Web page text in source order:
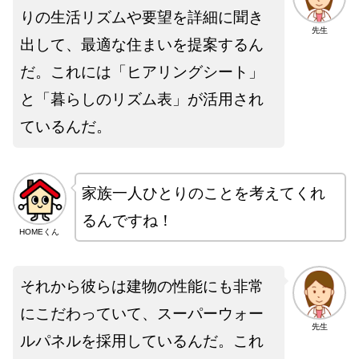
先生
りの生活リズムや要望を詳細に聞き
出して、最適な住まいを提案するん
だ。これには「ヒアリングシート」
と「暮らしのリズム表」が活用され
ているんだ。
HOMEくん
家族一人ひとりのことを考えてくれ
るんですね！
先生
それから彼らは建物の性能にも非常
にこだわっていて、スーパーウォー
ルパネルを採用しているんだ。これ